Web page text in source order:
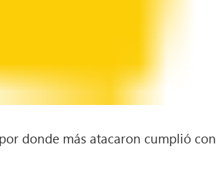
donde más atacaron cumplió con